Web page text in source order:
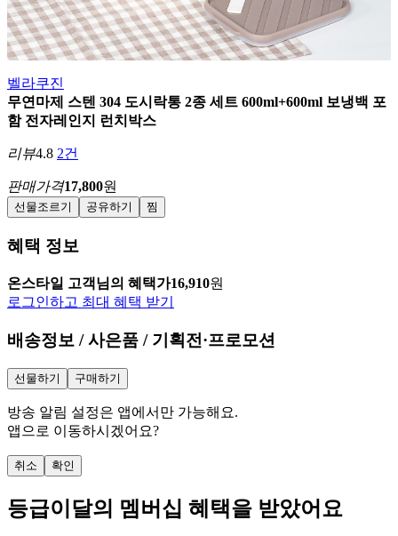
벨라쿠진
무연마제 스텐 304 도시락통 2종 세트 600ml+600ml 보냉백 포
함 전자레인지 런치박스
리뷰4.8 2건
판매가격17,800원
선물조르기 공유하기 찜
혜택 정보
온스타일 고객님의 혜택가16,910원
로그인하고 최대 혜택 받기
배송정보 / 사은품 / 기획전·프로모션
선물하기 구매하기
방송 알림 설정은 앱에서만 가능해요.
앱으로 이동하시겠어요?
취소 확인
등급이달의 멤버십 혜택을 받았어요